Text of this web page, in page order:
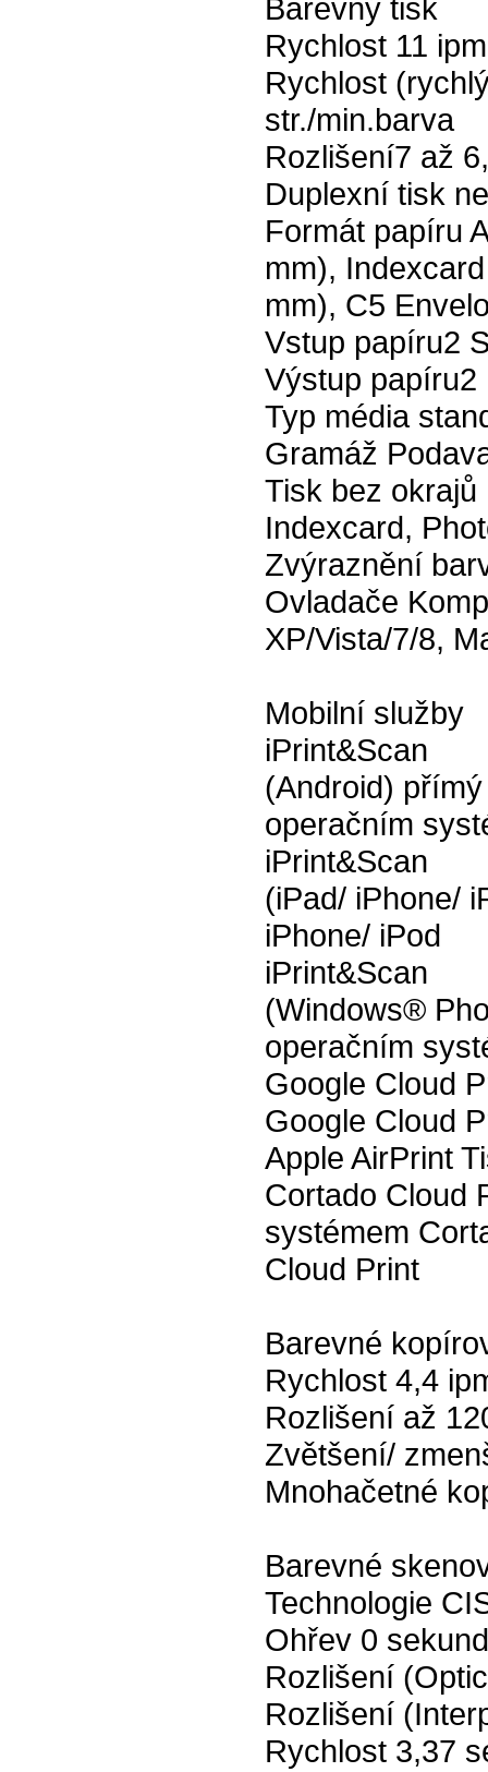
Barevný tisk
Rychlost 11
Rychlost
str./min.barva
Rozlišení7 až
Duplexní tisk ne
Formát papíru
mm),
mm), C5
Vstup papíru2
Výstup papíru2
Typ média
Gramáž
Tisk bez okrajů
Indexcard,
Zvýraznění
Ovladače
XP/Vista/7/8,
Mobilní služby
iPrint&Scan
(Android)
operačním
iPrint&Scan
(iPad/ iPhone/
iPhone/ iPod
iPrint&Scan
(Windows®
operačním
Google Cloud
Google Cloud
Apple AirPrint
Cortado Cloud
systémem
Cloud Print
Barevné
Rychlost 4,4
Rozlišení až
Zvětšení/
Mnohačetné
Barevné
Technologie
Ohřev 0 sekund
Rozlišení
Rozlišení
Rychlost 3,37